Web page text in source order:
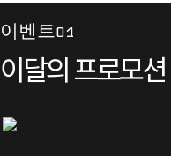
이벤트01
이달의 프로모션